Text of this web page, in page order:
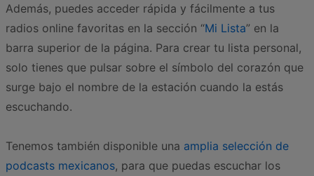
Además, puedes acceder rápida y fácilmente a tus
radios online favoritas en la sección “Mi Lista” en la
barra superior de la página. Para crear tu lista personal,
solo tienes que pulsar sobre el símbolo del corazón que
surge bajo el nombre de la estación cuando la estás
escuchando.
Tenemos también disponible una amplia selección de
podcasts mexicanos, para que puedas escuchar los